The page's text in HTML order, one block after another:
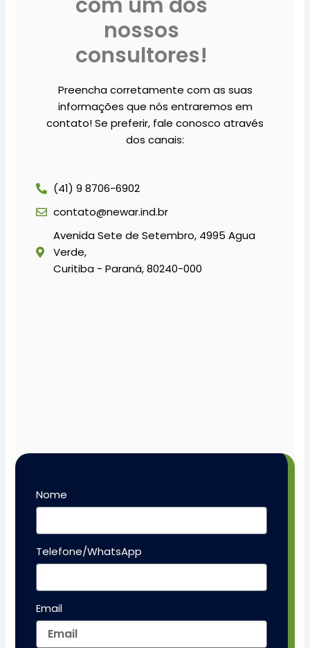
nossos
consultores!
Preencha corretamente com as suas
informações que nós entraremos em
contato! Se preferir, fale conosco através
dos canais:
(41) 9 8706-6902
contato@newar.ind.br
Avenida Sete de Setembro, 4995 Agua
Verde,
Curitiba - Paraná, 80240-000
Nome
Telefone/WhatsApp
Email